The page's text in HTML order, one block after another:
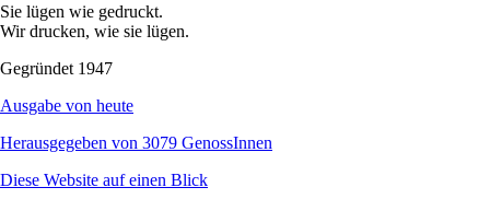
Sie lügen wie gedruckt.
Wir drucken, wie sie lügen.
Gegründet 1947
Ausgabe von heute
Herausgegeben von 3079 GenossInnen
Diese Website auf einen Blick